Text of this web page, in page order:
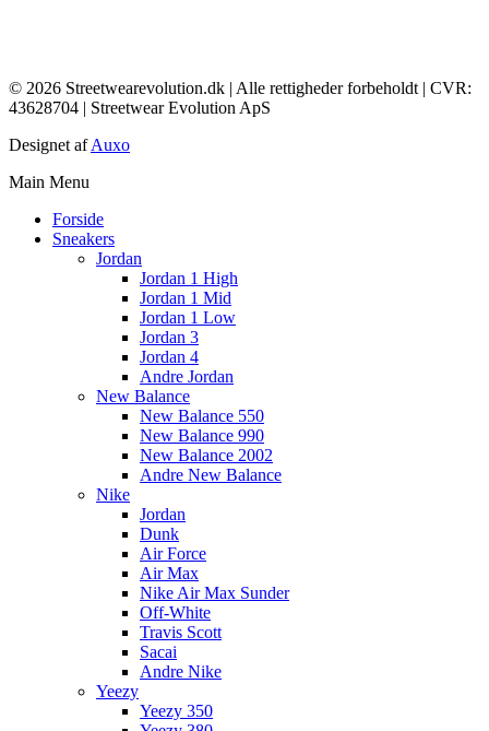
© 2026 Streetwearevolution.dk | Alle rettigheder forbeholdt | CVR:
43628704 | Streetwear Evolution ApS
Designet afAuxo
Main Menu
Forside
Sneakers
Jordan
Jordan 1 High
Jordan 1 Mid
Jordan 1 Low
Jordan 3
Jordan 4
Andre Jordan
New Balance
New Balance 550
New Balance 990
New Balance 2002
Andre New Balance
Nike
Jordan
Dunk
Air Force
Air Max
Nike Air Max Sunder
Off-White
Travis Scott
Sacai
Andre Nike
Yeezy
Yeezy 350